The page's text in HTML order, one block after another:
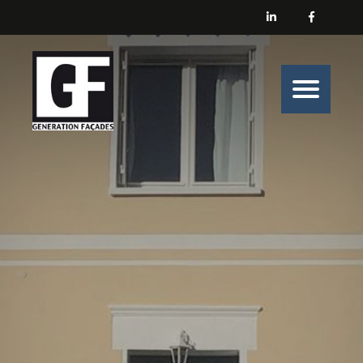
Générations Façades
Nos prestations
Nos belles histoires de chantiers